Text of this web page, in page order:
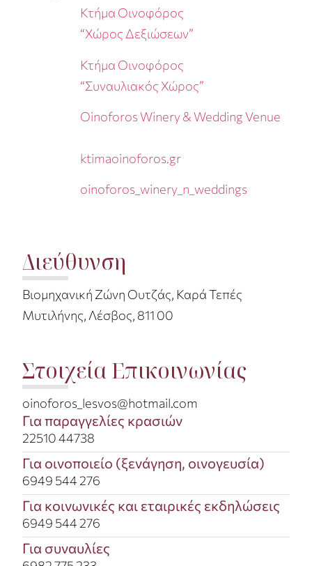
Κτήμα Οινοφόρος
“Χώρος Δεξιώσεων”
Κτήμα Οινοφόρος
“Συναυλιακός Χώρος”
Oinoforos Winery & Wedding Venue
ktimaoinoforos.gr
oinoforos_winery_n_weddings
Διεύθυνση
Βιομηχανική Ζώνη Ουτζάς, Καρά Τεπές
Μυτιλήνης, Λέσβος, 811 00
Στοιχεία Επικοινωνίας
oinoforos_lesvos@hotmail.com​
Για παραγγελίες κρασιών
22510 44738​
Για οινοποιείο (ξενάγηση, οινογευσία)​
6949 544 276
Για κοινωνικές και εταιρικές εκδηλώσεις​
6949 544 276
Για συναυλίες​